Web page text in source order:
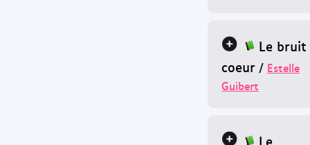
Le
coeur / Estelle
Guibert
Le